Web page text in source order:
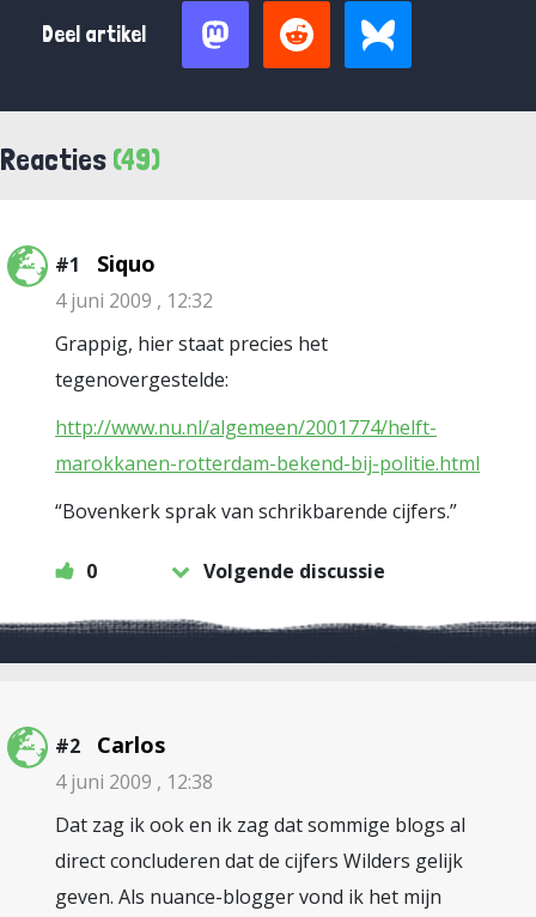
Deel artikel
Reacties (49)
#1 Siquo
4 juni 2009 , 12:32
Grappig, hier staat precies het
tegenovergestelde:
http://www.nu.nl/algemeen/2001774/helft-
marokkanen-rotterdam-bekend-bij-politie.html
“Bovenkerk sprak van schrikbarende cijfers.”
0 Volgende discussie
#2 Carlos
4 juni 2009 , 12:38
Dat zag ik ook en ik zag dat sommige blogs al
direct concluderen dat de cijfers Wilders gelijk
geven. Als nuance-blogger vond ik het mijn